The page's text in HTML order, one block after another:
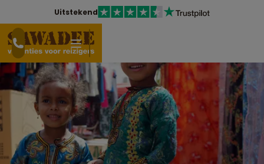
Uitstekend